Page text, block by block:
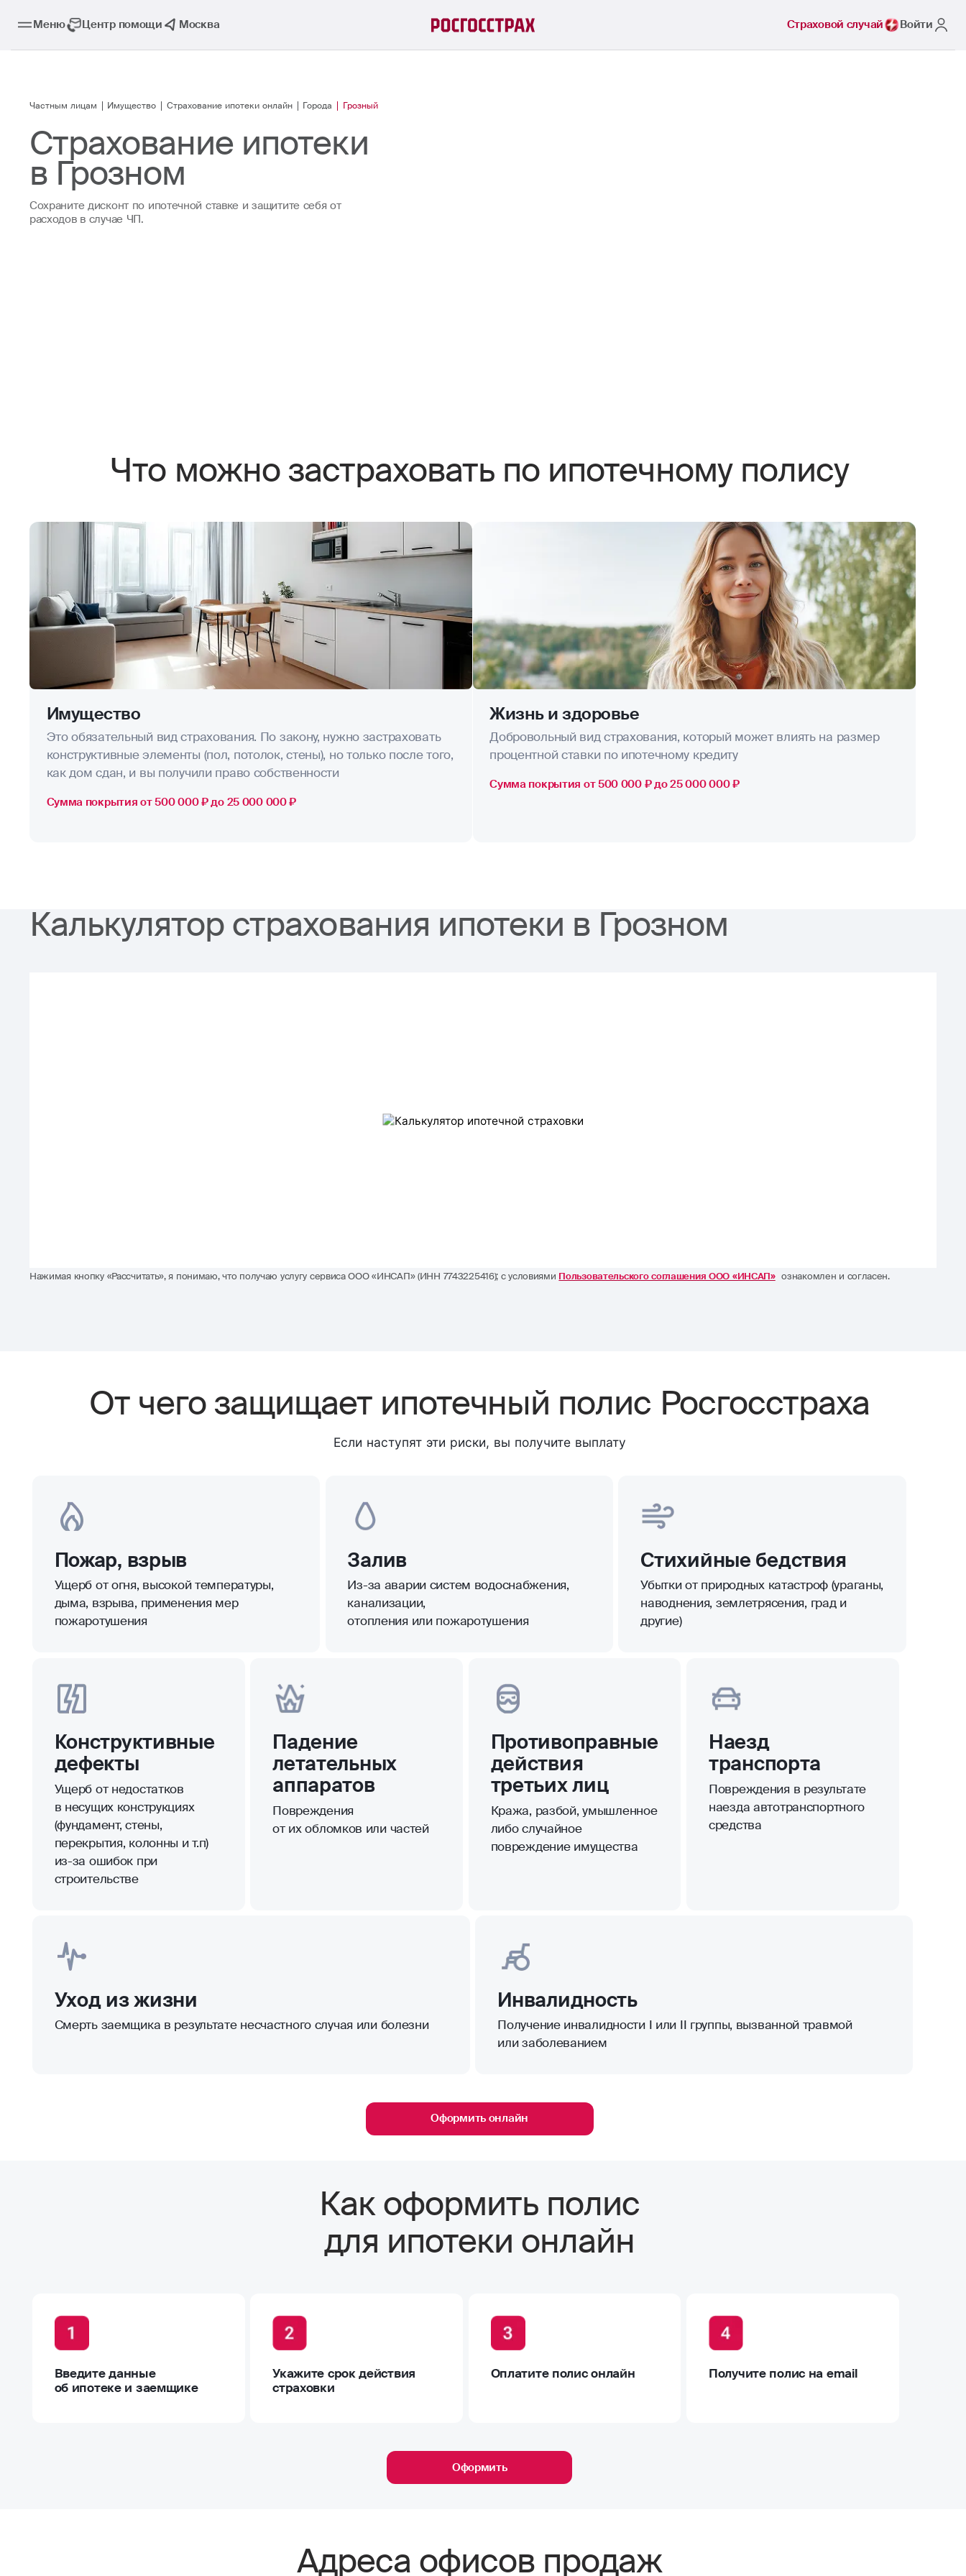
Меню Центр помощи Москва Страховой случай Войти
Частным лицам Имущество Страхование ипотеки онлайн Города Грозный
Страхование ипотеки
в Грозном
Сохраните дисконт по ипотечной ставке и защитите себя от
расходов в случае ЧП.
Что можно застраховать по ипотечному полису
Имущество
Это обязательный вид страхования. По закону, нужно застраховать
конструктивные элементы (пол, потолок, стены), но только после того,
как дом сдан, и вы получили право собственности
Сумма покрытия от 500 000 ₽ до 25 000 000 ₽
Жизнь и здоровье
Добровольный вид страхования, который может влиять на размер
процентной ставки по ипотечному кредиту
Сумма покрытия от 500 000 ₽ до 25 000 000 ₽
Калькулятор страхования ипотеки в Грозном
Нажимая кнопку «Рассчитать», я понимаю, что получаю услугу сервиса ООО «ИНСАП» (ИНН 7743225416); с условиями Пользовательского соглашения ООО «ИНСАП» ознакомлен и согласен.
От чего защищает ипотечный полис Росгосстраха
Если наступят эти риски, вы получите выплату
Пожар, взрыв
Ущерб от огня, высокой температуры,
дыма, взрыва, применения мер
пожаротушения
Залив
Из-за аварии систем водоснабжения,
канализации,
отопления или пожаротушения
Стихийные бедствия
Убытки от природных катастроф (ураганы,
наводнения, землетрясения, град и
другие)
Конструктивные
дефекты
Ущерб от недостатков
в несущих конструкциях
(фундамент, стены,
перекрытия, колонны и т.п)
из-за ошибок при
строительстве
Падение
летательных
аппаратов
Повреждения
от их обломков или частей
Противоправные
действия
третьих лиц
Кража, разбой, умышленное
либо случайное
повреждение имущества
Наезд
транспорта
Повреждения в результате
наезда автотранспортного
средства
Уход из жизни
Смерть заемщика в результате несчастного случая или болезни
Инвалидность
Получение инвалидности I или II группы, вызванной травмой
или заболеванием
Оформить онлайн
Как оформить полис
для ипотеки онлайн
Введите данные
об ипотеке и заемщике
Укажите срок действия
страховки
Оплатите полис онлайн Получите полис на email
Оформить
Адреса офисов продаж